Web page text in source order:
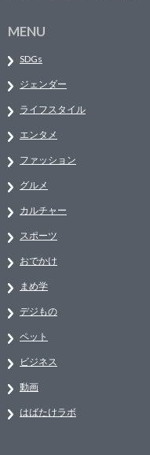
MENU
SDGs
ジェンダー
ライフスタイル
エンタメ
ファッション
グルメ
カルチャー
スポーツ
おでかけ
まめ学
デジもの
ペット
ビジネス
動画
はばたけラボ